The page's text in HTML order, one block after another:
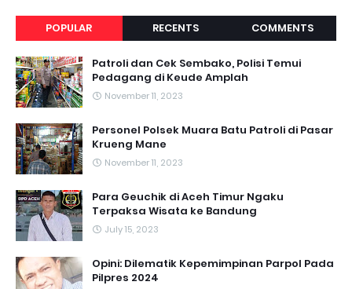
POPULAR RECENTS COMMENTS
Patroli dan Cek Sembako, Polisi Temui
Pedagang di Keude Amplah
November 11, 2023
Personel Polsek Muara Batu Patroli di Pasar
Krueng Mane
November 11, 2023
Para Geuchik di Aceh Timur Ngaku
Terpaksa Wisata ke Bandung
July 15, 2023
Opini: Dilematik Kepemimpinan Parpol Pada
Pilpres 2024